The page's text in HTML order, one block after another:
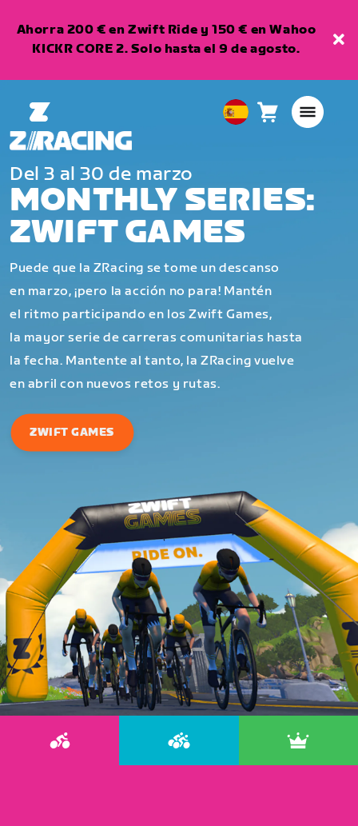
Ahorra 200 € en Zwift Ride y 150 € en Wahoo
KICKR CORE 2. Solo hasta el 9 de agosto.
EuropeanCarro0
Del 3 al 30 de marzo
MONTHLY SERIES:
ZWIFT GAMES
Puede que la ZRacing se tome un descanso
en marzo, ¡pero la acción no para! Mantén
el ritmo participando en los Zwift Games,
la mayor serie de carreras comunitarias hasta
la fecha. Mantente al tanto, la ZRacing vuelve
en abril con nuevos retos y rutas.
ZWIFT GAMES